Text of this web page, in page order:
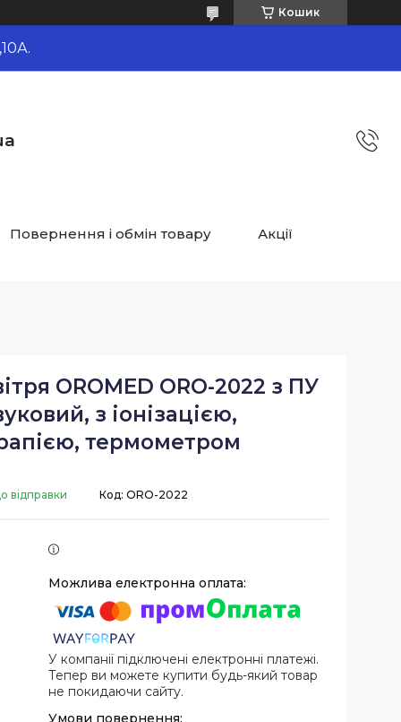
Кошик
Повернення і обмін товару Акції
OROMED ORO-2022 з ПУ
з іонізацією,
термометром
відправки Код: ORO-2022
У компанії підключені електронні платежі.
Тепер ви можете купити будь-який товар
не покидаючи сайту.